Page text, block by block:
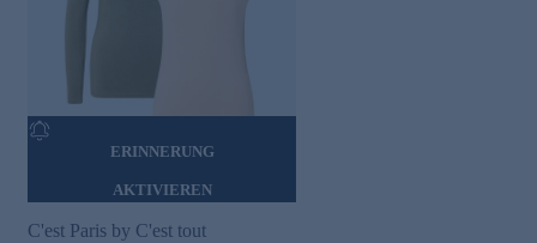
ERINNERUNG
AKTIVIEREN
C'est Paris by C'est tout